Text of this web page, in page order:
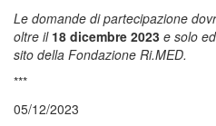
Le domande di partecipazione
oltre il 18 dicembre 2023 e solo
sito della Fondazione Ri.MED.
***
05/12/2023